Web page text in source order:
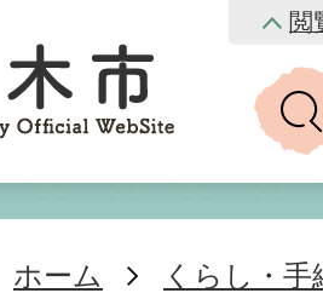
閲
ホーム くらし・手